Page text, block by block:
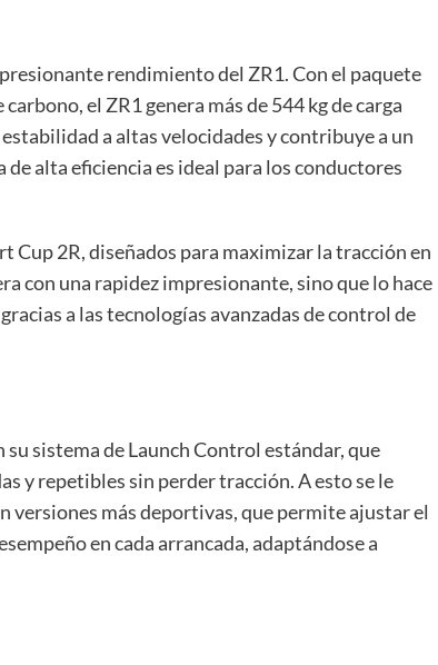
rendimiento del ZR1. Con el paquete
el ZR1 genera más de 544 kg de carga
a altas velocidades y contribuye a un
alta eficiencia es ideal para los conductores
2R, diseñados para maximizar la tracción en
con una rapidez impresionante, sino que lo hace
a las tecnologías avanzadas de control de
sistema de Launch Control estándar, que
y repetibles sin perder tracción. A esto se le
versiones más deportivas, que permite ajustar el
en cada arrancada, adaptándose a